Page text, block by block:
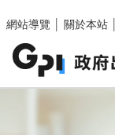
網站導覽
關於本站